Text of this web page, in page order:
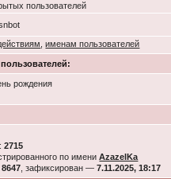
пользователей
,именам пользователей
рождения
2715
по имениAzazelKa
8647 , зафиксирован —7.11.2025, 18:17